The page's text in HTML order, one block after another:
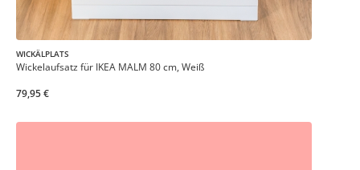
WICKÄLPLATS
Wickelaufsatz für IKEA MALM 80 cm, Weiß
79,95 €